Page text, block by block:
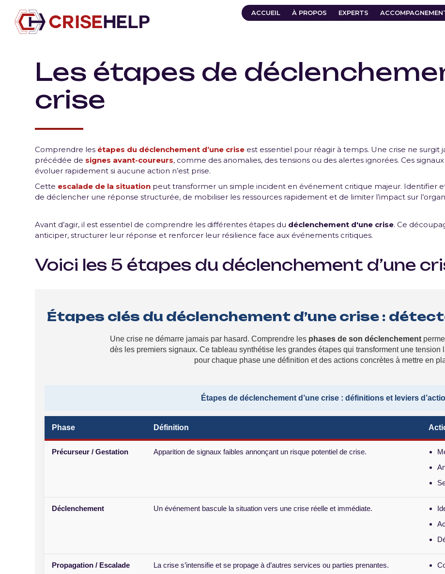
ACCUEIL À PROPOS EXPERTS
Les étapes de
crise
Comprendre les étapes du déclenchement d’une crise est essentiel pour réagir à temps. Une crise ne surgit
précédée de signes avant-coureurs, comme des anomalies, des tensions ou des alertes ignorées. Ces
évoluer rapidement si aucune action n’est prise.
Cette escalade de la situation peut transformer un simple incident en événement critique majeur. Identifier
de déclencher une réponse structurée, de mobiliser les ressources rapidement et de limiter l’impact sur
Avant d’agir, il est essentiel de comprendre les différentes étapes du déclenchement d'une crise. Ce
anticiper, structurer leur réponse et renforcer leur résilience face aux événements critiques.
Voici les 5 étapes du déclenchement d’une
Étapes clés du déclenchement d’une crise :
Une crise ne démarre jamais par hasard. Comprendre les phases de son déclenchement
dès les premiers signaux. Ce tableau synthétise les grandes étapes qui transforment une tension
pour chaque phase une définition et des actions concrètes à mettre en
Étapes de déclenchement d’une crise : définitions et leviers
Phase Définition
Précurseur / Gestation Apparition de signaux faibles annonçant un risque potentiel de crise.
Déclenchement Un événement bascule la situation vers une crise réelle et immédiate.
Propagation / Escalade La crise s’intensifie et se propage à d’autres services ou parties prenantes.